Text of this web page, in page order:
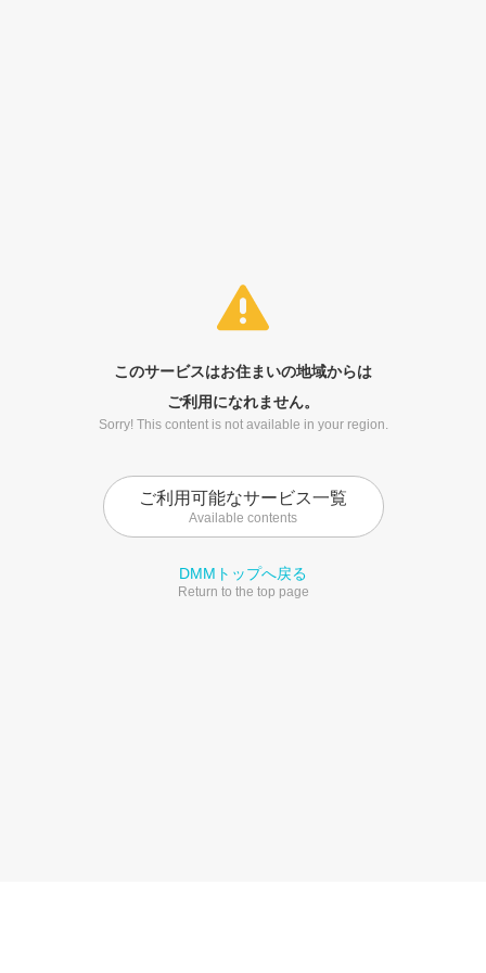
このサービスはお住まいの地域からは
ご利用になれません。
Sorry! This content is not available in your region.
ご利用可能なサービス一覧
Available contents
DMMトップへ戻る
Return to the top page